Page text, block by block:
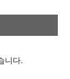
니다.